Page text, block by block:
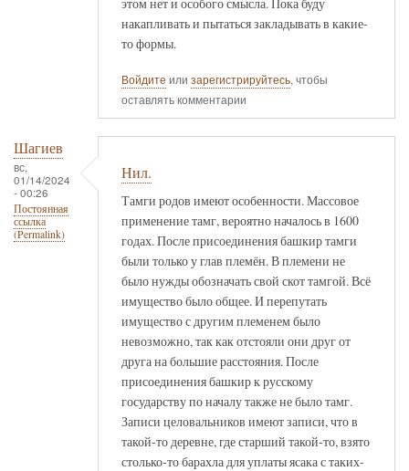
накапливать и пытаться закладывать в какие-
то формы.
Войдите или зарегистрируйтесь, чтобы
оставлять комментарии
Шагиев
вс,
01/14/2024
- 00:26
Постоянная
ссылка
(Permalink)
Нил.
Тамги родов имеют особенности. Массовое
применение тамг, вероятно началось в 1600
годах. После присоединения башкир тамги
были только у глав племён. В племени не
было нужды обозначать свой скот тамгой. Всё
имущество было общее. И перепутать
имущество с другим племенем было
невозможно, так как отстояли они друг от
друга на большие расстояния. После
присоединения башкир к русскому
государству по началу также не было тамг.
Записи целовальников имеют записи, что в
такой-то деревне, где старший такой-то, взято
столько-то барахла для уплаты ясака с таких-